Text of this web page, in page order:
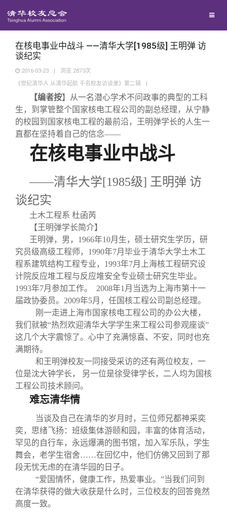
西南联大校友会
回馈母校
捐赠项目
捐赠新闻
义工计划
媒体平台
《清华校友通讯》
新媒体平台
百年清华
青春风采
校友文苑
校友讲坛
校友视界
信息化服务
三创大赛
实用信息
总会简介
会长致辞
总会章程
理事会名单
关闭
在核电事业中战斗 ——清华大学[1985级] 王明弹 访
谈纪实
2016-03-23 | 浏览 2873次
《世纪清华人 从清华起航 千名校友访谈录》第二辑
|
【编者按】
从一名潜心学术不问政事的典型的工科
生，到掌管整个国家核电工程公司的副总经理，从宁静
的校园到国家核电工程的最前沿，王明弹学长的人生一
直都在坚持着自己的信念——
在核电事业中战斗
——清华大学[1985级] 王明弹 访
谈纪实
土木工程系 杜函芮
【王明弹学长简介】
王明弹，男，1966年10月生，硕士研究生学历，研
究员级高级工程师，1990年7月毕业于清华大学土木工
程系建筑结构工程专业，1993年7月上海核工程研究设
计院反应堆工程与反应堆安全专业硕士研究生毕业。
1993年7月参加工作。 2008年1 月当选为上海市第十一
届政协委员。2009年5月，任国核工程公司副总经理。
刚一走进上海市国家核电工程公司的办公大楼，
我们就被“热烈欢迎清华大学学生来工程公司参观座谈”
这几个大字震惊了。心中了充满惊喜、不安，同时也充
满期待。
和王明弹校友一同接受采访的还有两位校友，一
位是沈大钟学长， 另一位是徐受律学长，二人均为国核
工程公司技术顾问。
难忘清华情
当谈及自己在清华的岁月时，三位师兄都神采奕
奕，思绪飞扬：班级集体游颐和园，丰富的体育活动，
罕见的自行车，永远爆满的图书馆，加入军乐队，学生
舞会，老学生宿舍……在回忆中，他们仿佛又回到了那
段无忧无虑的在清华园的日子。
“爱国情怀，健康工作，热爱事业。”当我们问到
在清华获得的做大收获是什么时，三位校友的回答竟然
高度一致。